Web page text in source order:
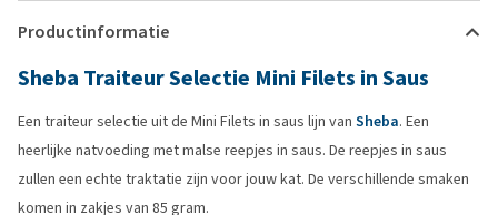
Productinformatie
Sheba Traiteur Selectie Mini Filets in Saus
Een traiteur selectie uit de Mini Filets in saus lijn van Sheba. Een
heerlijke natvoeding met malse reepjes in saus. De reepjes in saus
zullen een echte traktatie zijn voor jouw kat. De verschillende smaken
komen in zakjes van 85 gram.